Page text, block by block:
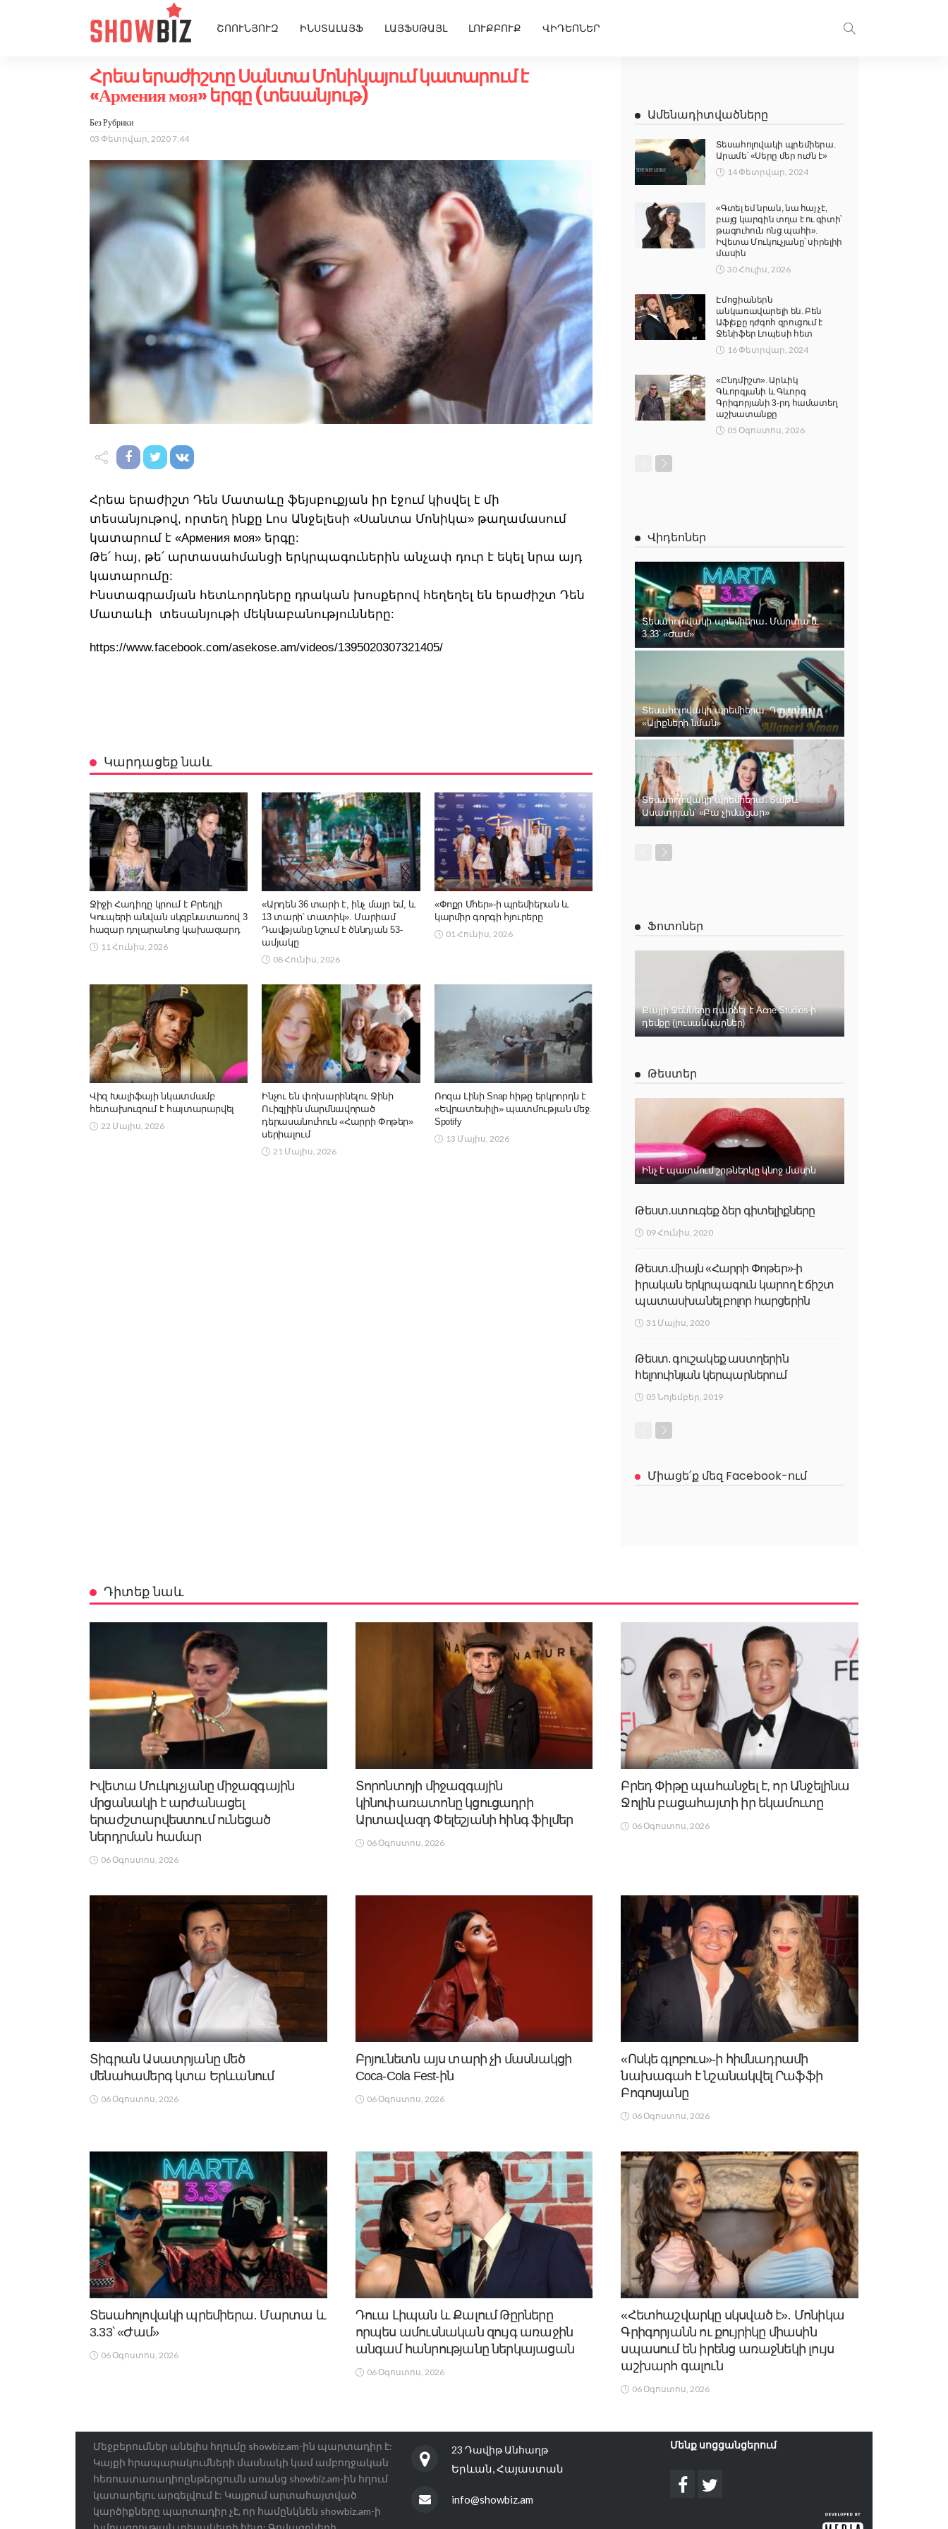
ՇՈՈՒՆՅՈՒԶ ԻՆՍՏԱԼԱՅՖ ԼԱՅՖՍԹԱՅԼ ԼՈՒՔԲՈՒՔ ՎԻԴԵՈՆԵՐ
Հրեա երաժիշտը Սանտա Մոնիկայում կատարում է
«Армения моя» երգը (տեսանյութ)
Без Рубрики
03 Փետրվար, 2020 7:44
Հրեա երաժիշտ Դեն Մատաևը ֆեյսբուքյան իր էջում կիսվել է մի
տեսանյութով, որտեղ ինքը Լոս Անջելեսի «Սանտա Մոնիկա» թաղամասում
կատարում է «Армения моя» երգը:
Թե՛ հայ, թե՛ արտասահմանցի երկրպագուներին անչափ դուր է եկել նրա այդ
կատարումը:
Ինստագրամյան հետևորդները դրական խոսքերով հեղեղել են երաժիշտ Դեն
Մատաևի տեսանյութի մեկնաբանությունները:
https://www.facebook.com/asekose.am/videos/1395020307321405/
Կարդացեք նաև
Ջիջի Հադիդը կրում է Բրեդլի
Կուպերի անվան սկզբնատառով 3
հազար դոլարանոց կախազարդ
11 Հունիս, 2026
«Արդեն 36 տարի է, ինչ մայր եմ, և
13 տարի՝ տատիկ». Մարիամ
Դավթյանը նշում է ծննդյան 53-
ամյակը
08 Հունիս, 2026
«Փոքր Մհեր»-ի պրեմիերան և
կարմիր գորգի հյուրերը
01 Հունիս, 2026
Վիզ Խալիֆայի նկատմամբ
հետախուզում է հայտարարվել
22 Մայիս, 2026
Ինչու են փոխարինելու Ջինի
Ուիզլիին մարմնավորած
դերասանուհուն «Հարրի Փոթեր»
սերիալում
21 Մայիս, 2026
Ռոզա Լինի Snap հիթը երկրորդն է
«Եվրատեսիլի» պատմության մեջ.
Spotify
13 Մայիս, 2026
Ամենադիտվածները
Տեսահոլովակի պրեմիերա.
Արամե՝ «Սերը մեր ուժն է»
14 Փետրվար, 2024
«Գտել եմ նրան, նա հայ չէ,
բայց կարգին տղա է ու գիտի՝
թագուհուն ոնց պահի».
Իվետա Մուկուչյանը՝ սիրելիի
մասին
30 Հուլիս, 2026
Էմոցիաներն
անկառավարելի են. Բեն
Աֆլեքը դժգոհ զրուցում է
Ջենիֆեր Լոպեսի հետ
16 Փետրվար, 2024
«Ընդմիշտ». Արևիկ
Գևորգյանի և Գևորգ
Գրիգորյանի 3-րդ համատեղ
աշխատանքը
05 Օգոստոս, 2026
Վիդեոներ
Տեսահոլովակի պրեմիերա․ Մարտա և
3.33՝ «Ժամ»
Տեսահոլովակի պրեմիերա. Դայանա՝
«Ալիքների նման»
Տեսահոլովակի պրեմիերա․ Տաթև
Ասատրյան՝ «Բա չիմացար»
Ֆոտոներ
Քայլի Ջենները դարձել է Acne Studios-ի
դեմքը (լուսանկարներ)
Թեստեր
Ինչ է պատմում շրթներկը կնոջ մասին
Թեստ․ստուգեք ձեր գիտելիքները
09 Հունիս, 2020
Թեստ․միայն «Հարրի Փոթեր»-ի
իրական երկրպագուն կարող է ճիշտ
պատասխանել բոլոր հարցերին
31 Մայիս, 2020
Թեստ. գուշակեք աստղերին
հելոուինյան կերպարներում
05 Նոյեմբեր, 2019
Միացե՛ք մեզ Facebook-ում
Դիտեք նաև
Իվետա Մուկուչյանը միջազգային
մրցանակի է արժանացել
երաժշտարվեստում ունեցած
ներդրման համար
06 Օգոստոս, 2026
Տորոնտոյի միջազգային
կինոփառատոնը կցուցադրի
Արտավազդ Փելեշյանի հինգ ֆիլմեր
06 Օգոստոս, 2026
Բրեդ Փիթը պահանջել է, որ Անջելինա
Ջոլին բացահայտի իր եկամուտը
06 Օգոստոս, 2026
Տիգրան Ասատրյանը մեծ
մենահամերգ կտա Երևանում
06 Օգոստոս, 2026
Բրյունետն այս տարի չի մասնակցի
Coca-Cola Fest-ին
06 Օգոստոս, 2026
«Ոսկե գլոբուս»-ի հիմնադրամի
նախագահ է նշանակվել Րաֆֆի
Բոգոսյանը
06 Օգոստոս, 2026
Տեսահոլովակի պրեմիերա․ Մարտա և
3.33՝ «Ժամ»
06 Օգոստոս, 2026
Դուա Լիպան և Քալում Թըրները
որպես ամուսնական զույգ առաջին
անգամ հանրությանը ներկայացան
06 Օգոստոս, 2026
«Հետհաշվարկը սկսված է»․ Մոնիկա
Գրիգորյանն ու քույրիկը միասին
սպասում են իրենց առաջնեկի լույս
աշխարհ գալուն
06 Օգոստոս, 2026
Մեջբերումներ անելիս հղումը showbiz.am-ին պարտադիր է:
Կայքի հրապարակումների մասնակի կամ ամբողջական
հեռուստառադիոընթերցումն առանց showbiz.am-ին հղում
կատարելու արգելվում է: Կայքում արտահայտված
կարծիքները պարտադիր չէ, որ համընկնեն showbiz.am-ի
23 Դավիթ Անհաղթ
Երևան, Հայաստան
info@showbiz.am
Մենք սոցցանցերում